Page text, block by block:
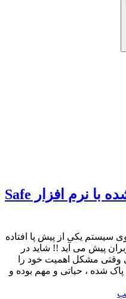
ریکاوری اطلاعات پاک شده با نرم افزار Safe
سیستم یکی از پیش پا افتاده
پیش می آید !! شاید در
وقتی مشکل اهمیت خود را
شده ، حیاتی و مهم بوده و